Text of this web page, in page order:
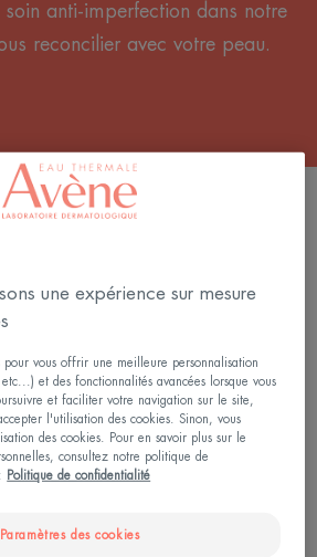
soin anti-imperfection dans notre
reconcilier avec votre peau.
LES PRODUITS
peau à boutons"
Gel
Nettoyant
Peeling
une expérience sur mesure
pour vous offrir une meilleure personnalisation
et des fonctionnalités avancées lorsque vous
et faciliter votre navigation sur le site,
l'utilisation des cookies. Sinon, vous
des cookies. Pour en savoir plus sur le
consultez notre politique de
Politique de confidentialité
Paramètres des cookies